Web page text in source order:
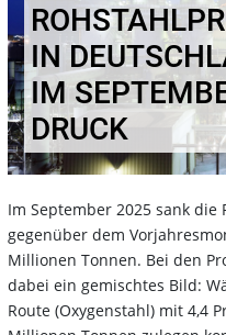
IN
IM
DRUCK
Im September 2025 sank
gegenüber dem
Millionen Tonnen. Bei den
dabei ein gemischtes Bild:
Route (Oxygenstahl) mit 4,4